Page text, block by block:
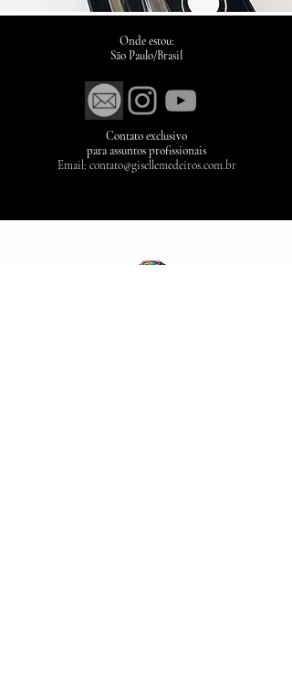
Onde estou:
São Paulo/Brasil
Contato exclusivo
para assuntos profissionais
Email: contato@gisellemedeiros.com.br